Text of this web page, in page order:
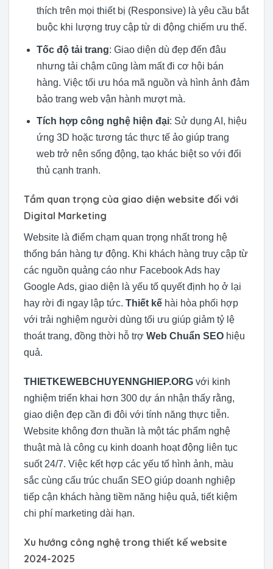
thích trên mọi thiết bị (Responsive) là yêu cầu bắt
buộc khi lượng truy cập từ di động chiếm ưu thế.
Tốc độ tải trang: Giao diện dù đẹp đến đâu
nhưng tải chậm cũng làm mất đi cơ hội bán
hàng. Việc tối ưu hóa mã nguồn và hình ảnh đảm
bảo trang web vận hành mượt mà.
Tích hợp công nghệ hiện đại: Sử dụng AI, hiệu
ứng 3D hoặc tương tác thực tế ảo giúp trang
web trở nên sống động, tạo khác biệt so với đối
thủ cạnh tranh.
Tầm quan trọng của giao diện website đối với
Digital Marketing
Website là điểm chạm quan trọng nhất trong hệ
thống bán hàng tự động. Khi khách hàng truy cập từ
các nguồn quảng cáo như Facebook Ads hay
Google Ads, giao diện là yếu tố quyết định họ ở lại
hay rời đi ngay lập tức. Thiết kế hài hòa phối hợp
với trải nghiệm người dùng tối ưu giúp giảm tỷ lệ
thoát trang, đồng thời hỗ trợ Web Chuẩn SEO hiệu
quả.
THIETKEWEBCHUYENNGHIEP.ORG với kinh
nghiệm triển khai hơn 300 dự án nhận thấy rằng,
giao diện đẹp cần đi đôi với tính năng thực tiễn.
Website không đơn thuần là một tác phẩm nghệ
thuật mà là công cụ kinh doanh hoạt động liên tục
suốt 24/7. Việc kết hợp các yếu tố hình ảnh, màu
sắc cùng cấu trúc chuẩn SEO giúp doanh nghiệp
tiếp cận khách hàng tiềm năng hiệu quả, tiết kiệm
chi phí marketing dài hạn.
Xu hướng công nghệ trong thiết kế website
2024-2025